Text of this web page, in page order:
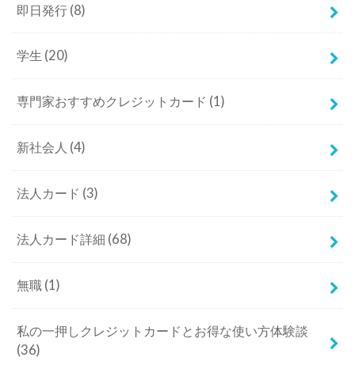
即日発行 (8)
学生 (20)
専門家おすすめクレジットカード (1)
新社会人 (4)
法人カード (3)
法人カード詳細 (68)
無職 (1)
私の一押しクレジットカードとお得な使い方体験談
(36)